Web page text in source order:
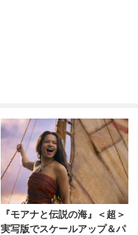
『モアナと伝説の海』＜超＞
実写版でスケールアップ＆パ